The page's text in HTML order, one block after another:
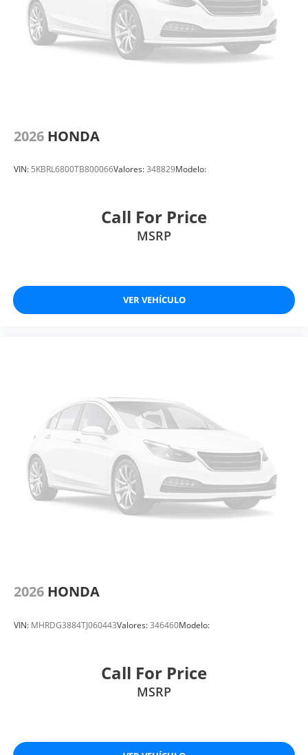
2026 HONDA
VIN: 5KBRL6800TB800066Valores:348829Modelo:
Call For Price
MSRP
VER VEHÍCULO
2026 HONDA
VIN: MHRDG3884TJ060443Valores:346460Modelo:
Call For Price
MSRP